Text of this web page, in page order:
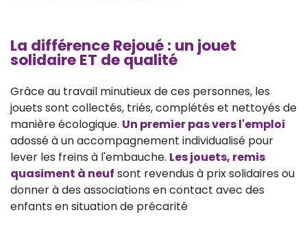
La différence Rejoué : un jouet
solidaire ET de qualité
Grâce au travail minutieux de ces personnes, les
jouets sont collectés, triés, complétés et nettoyés de
manière écologique. Un premier pas vers l'emploi
adossé à un accompagnement individualisé pour
lever les freins à l'embauche. Les jouets, remis
quasiment à neuf sont revendus à prix solidaires ou
donner à des associations en contact avec des
enfants en situation de précarité